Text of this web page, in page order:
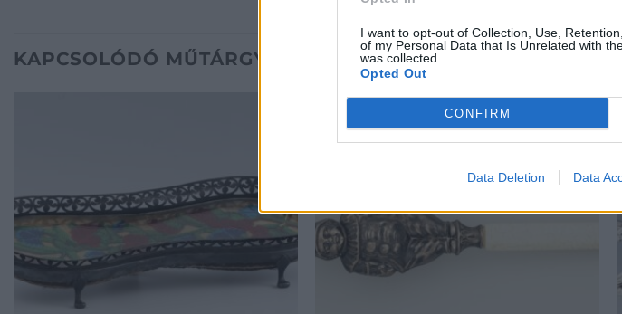
I want to opt-out of Collection, Use,
of my Personal Data that Is Unrelated with
was collected.
Opted Out
CONFIRM
Data Deletion Data
KAPCSOLÓDÓ MŰTÁRGYAK